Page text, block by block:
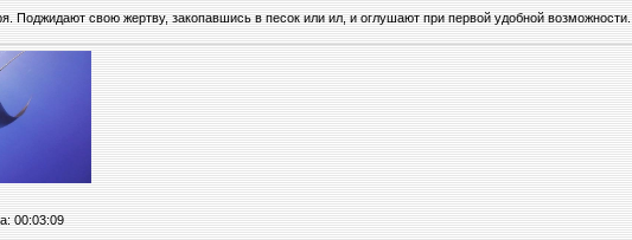
Поджидают свою жертву, закопавшись в песок или ил, и оглушают при первой удобной возможности.
: 00:03:09